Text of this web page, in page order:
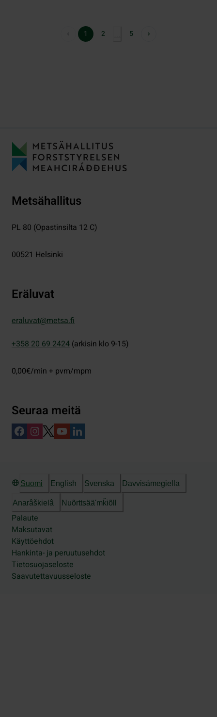
1 2 … 5
Metsähallitus
PL 80 (Opastinsilta 12 C)
00521 Helsinki
Eräluvat
eraluvat@metsa.fi
+358 20 69 2424 (arkisin klo 9-15)
0,00€/min + pvm/mpm
Seuraa meitä
Suomi English Svenska Davvisámegiella
Anarâškielâ Nuõrttsääʹmǩiõll
Palaute
Maksutavat
Käyttöehdot
Hankinta- ja peruutusehdot
Tietosuojaseloste
Saavutettavuusseloste